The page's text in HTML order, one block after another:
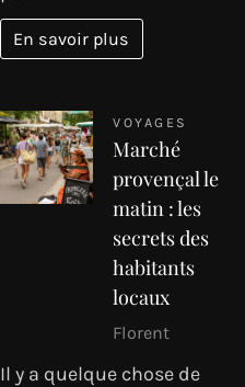
En savoir plus
VOYAGES
Marché
provençal le
matin : les
secrets des
habitants
locaux
Florent
Il y a quelque chose de